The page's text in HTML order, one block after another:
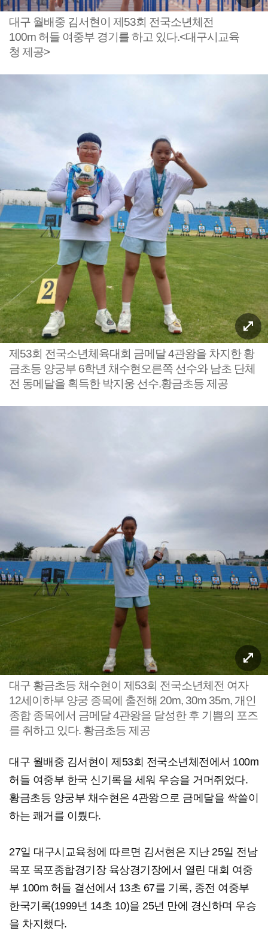
대구 월배중 김서현이 제53회 전국소년체전
100m 허들 여중부 경기를 하고 있다.<대구시교육
청 제공>
제53회 전국소년체육대회 금메달 4관왕을 차지한 황
금초등 양궁부 6학년 채수현오른쪽 선수와 남초 단체
전 동메달을 획득한 박지웅 선수.황금초등 제공
대구 황금초등 채수현이 제53회 전국소년체전 여자
12세이하부 양궁 종목에 출전해 20m, 30m 35m, 개인
종합 종목에서 금메달 4관왕을 달성한 후 기쁨의 포즈
를 취하고 있다. 황금초등 제공
대구 월배중 김서현이 제53회 전국소년체전에서 100m
허들 여중부 한국 신기록을 세워 우승을 거머쥐었다.
황금초등 양궁부 채수현은 4관왕으로 금메달을 싹쓸이
하는 쾌거를 이뤘다.
27일 대구시교육청에 따르면 김서현은 지난 25일 전남
목포 목포종합경기장 육상경기장에서 열린 대회 여중
부 100m 허들 결선에서 13초 67를 기록, 종전 여중부
한국기록(1999년 14초 10)을 25년 만에 경신하며 우승
을 차지했다.